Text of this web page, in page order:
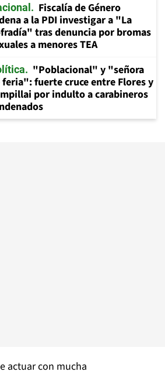
Fiscalía de Género
a la PDI investigar a "La
tras denuncia por bromas
a menores TEA
"Poblacional" y "señora
feria": fuerte cruce entre Flores y
por indulto a carabineros
actuar con mucha